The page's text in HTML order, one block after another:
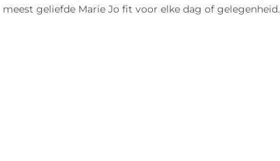
meest geliefde Marie Jo fit voor elke dag of gelegenheid.